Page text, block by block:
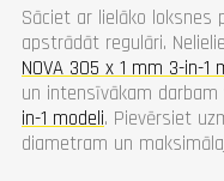
Sāciet ar lielāko loksnes
apstrādāt regulāri.
NOVA 305 x 1 mm 3-in-1
un intensīvākam
in-1 modeli. Pievērsiet
diametram un